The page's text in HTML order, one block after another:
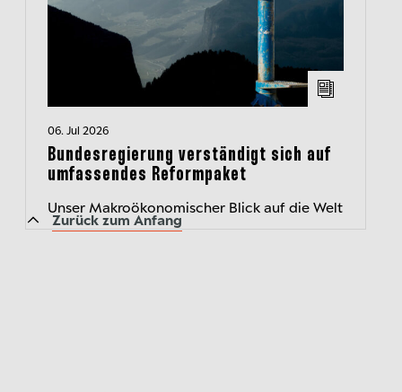
06. Jul 2026
Bundesregierung verständigt sich auf
umfassendes Reformpaket
Unser Makroökonomischer Blick auf die Welt
Zurück zum Anfang